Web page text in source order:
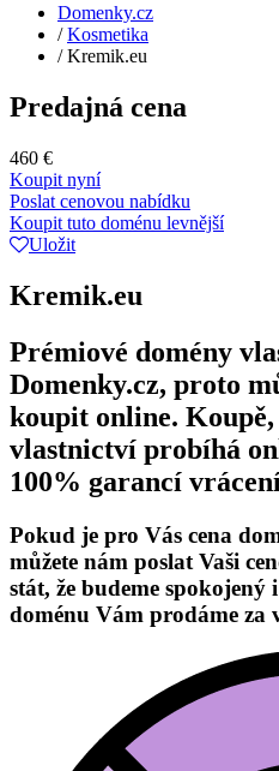
Domenky.cz
/Kosmetika
/Kremik.eu
Predajná cena
460 €
Koupit nyní
Poslat cenovou nabídku
Koupit tuto doménu levnější
Uložit
Kremik.eu
Prémiové domény
Domenky.cz, proto
koupit online.
vlastnictví probíhá
100% garancí
Pokud je pro Vás cena
můžete nám poslat Vaši
stát, že budeme spokojený
doménu Vám prodáme za